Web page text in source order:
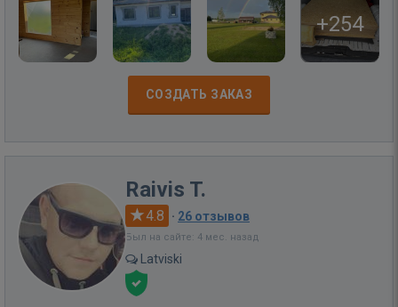
+254
СОЗДАТЬ ЗАКАЗ
Raivis T.
4.8 · 26 отзывов
Был на сайте: 4 мес. назад
Latviski